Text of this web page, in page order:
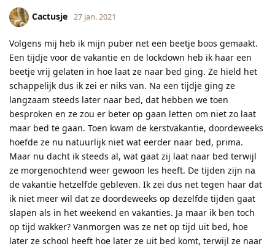
Cactusje 27 jan. 2021
Volgens mij heb ik mijn puber net een beetje boos gemaakt.
Een tijdje voor de vakantie en de lockdown heb ik haar een
beetje vrij gelaten in hoe laat ze naar bed ging. Ze hield het
schappelijk dus ik zei er niks van. Na een tijdje ging ze
langzaam steeds later naar bed, dat hebben we toen
besproken en ze zou er beter op gaan letten om niet zo laat
maar bed te gaan. Toen kwam de kerstvakantie, doordeweeks
hoefde ze nu natuurlijk niet wat eerder naar bed, prima.
Maar nu dacht ik steeds al, wat gaat zij laat naar bed terwijl
ze morgenochtend weer gewoon les heeft. De tijden zijn na
de vakantie hetzelfde gebleven. Ik zei dus net tegen haar dat
ik niet meer wil dat ze doordeweeks op dezelfde tijden gaat
slapen als in het weekend en vakanties. Ja maar ik ben toch
op tijd wakker? Vanmorgen was ze net op tijd uit bed, hoe
later ze school heeft hoe later ze uit bed komt, terwijl ze naar